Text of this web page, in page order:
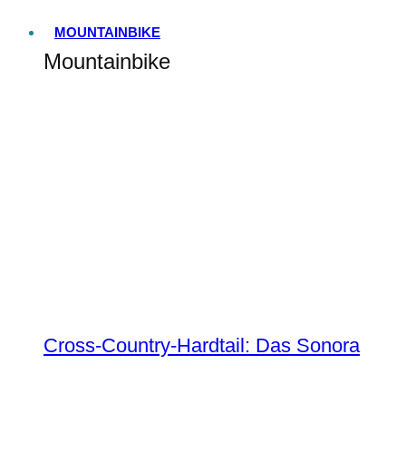
MOUNTAINBIKE
Mountainbike
Cross-Country-Hardtail: Das Sonora